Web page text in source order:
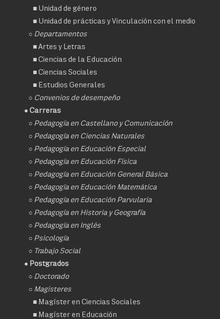
■ Unidad de género
■ Unidad de prácticas y Vinculación con el medio
○ Departamentos
■Artes y Letras
■Ciencias de la Educación
■Ciencias Sociales
■ Estudios Generales
○ Convenios de desempeño
● Carreras
○ Pedagogía en Castellano y Comunicación
○ Pedagogía en Ciencias Naturales
○ Pedagogía en Educación Especial
○ Pedagogía en Educación Física
○ Pedagogía en Educación General Básica
○ Pedagogía en Educación Matemática
○ Pedagogía en Educación Parvularia
○ Pedagogía en Historia y Geografía
○ Pedagogía en Inglés
○ Psicología
○ Trabajo Social
● Postgrados
○ Doctorado
○ Magisteres
■ Magíster en Ciencias Sociales
■ Magíster en Educación